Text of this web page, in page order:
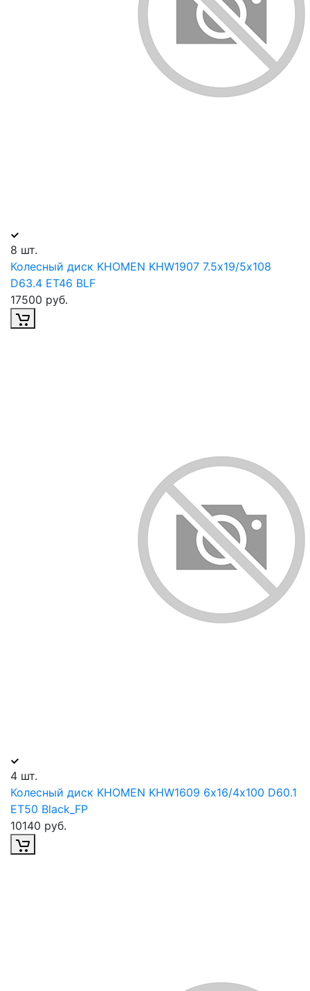
8 шт.
Колесный диск KHOMEN KHW1907 7.5х19/5х108
D63.4 ET46 BLF
17500 руб.
4 шт.
Колесный диск KHOMEN KHW1609 6х16/4х100 D60.1
ET50 Black_FP
10140 руб.